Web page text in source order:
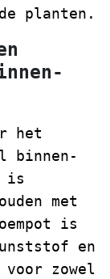
planten.
het
binnen-
is
met
is
en
zowel